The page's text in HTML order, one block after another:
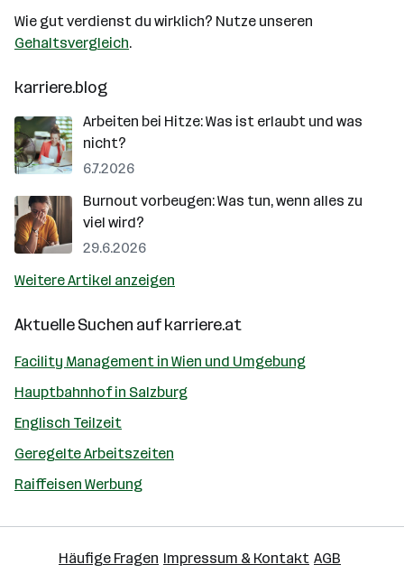
Wie gut verdienst du wirklich? Nutze unseren
Gehaltsvergleich.
karriere.blog
Arbeiten bei Hitze: Was ist erlaubt und was
nicht?
6.7.2026
Burnout vorbeugen: Was tun, wenn alles zu
viel wird?
29.6.2026
Weitere Artikel anzeigen
Aktuelle Suchen aufkarriere.at
Facility Management in Wien und Umgebung
Hauptbahnhof in Salzburg
Englisch Teilzeit
Geregelte Arbeitszeiten
Raiffeisen Werbung
Häufige Fragen Impressum & Kontakt AGB